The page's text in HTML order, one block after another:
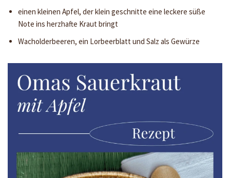
einen kleinen Apfel, der klein geschnitte eine leckere süße
Note ins herzhafte Kraut bringt
Wacholderbeeren, ein Lorbeerblatt und Salz als Gewürze